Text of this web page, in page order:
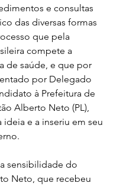
e consultas
das diversas formas
que pela
compete a
de saúde, e que por
por Delegado
à Prefeitura de
Alberto Neto (PL),
ideia e a inseriu em seu
sensibilidade do
Neto, que recebeu